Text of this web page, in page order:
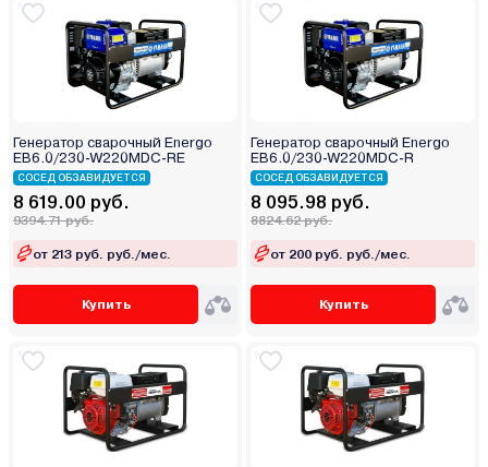
Генератор сварочный Energo
EB6.0/230-W220MDC-RE
СОСЕД ОБЗАВИДУЕТСЯ
8 619.00 руб.
9394.71 руб.
от 213 руб. руб./мес.
Купить
Генератор сварочный Energo
EB6.0/230-W220MDC-R
СОСЕД ОБЗАВИДУЕТСЯ
8 095.98 руб.
8824.62 руб.
от 200 руб. руб./мес.
Купить